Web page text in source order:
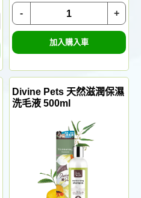
+
-
加入購入車
Divine Pets 天然滋潤保濕
洗毛液 500ml